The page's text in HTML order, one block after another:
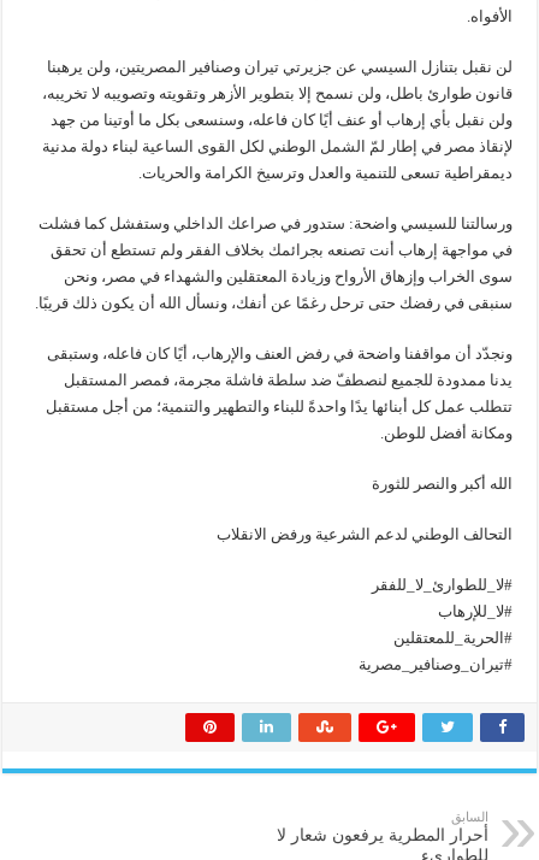
الأفواه.
لن نقبل بتنازل السيسي عن جزيرتي تيران وصنافير المصريتين، ولن يرهبنا
قانون طوارئ باطل، ولن نسمح إلا بتطوير الأزهر وتقويته وتصويبه لا تخريبه،
ولن نقبل بأي إرهاب أو عنف أيًا كان فاعله، وسنسعى بكل ما أوتينا من جهد
لإنقاذ مصر في إطار لمّ الشمل الوطني لكل القوى الساعية لبناء دولة مدنية
ديمقراطية تسعى للتنمية والعدل وترسيخ الكرامة والحريات.
ورسالتنا للسيسي واضحة: ستدور في صراعك الداخلي وستفشل كما فشلت
في مواجهة إرهاب أنت تصنعه بجرائمك بخلاف الفقر ولم تستطع أن تحقق
سوى الخراب وإزهاق الأرواح وزيادة المعتقلين والشهداء في مصر، ونحن
سنبقى في رفضك حتى ترحل رغمًا عن أنفك، ونسأل الله أن يكون ذلك قريبًا.
ونجدّد أن مواقفنا واضحة في رفض العنف والإرهاب، أيًا كان فاعله، وستبقى
يدنا ممدودة للجميع لنصطفّ ضد سلطة فاشلة مجرمة، فمصر المستقبل
تتطلب عمل كل أبنائها يدًا واحدةً للبناء والتطهير والتنمية؛ من أجل مستقبل
ومكانة أفضل للوطن.
الله أكبر والنصر للثورة
التحالف الوطني لدعم الشرعية ورفض الانقلاب
#لا_للطوارئ_لا_للفقر
#لا_للإرهاب
#الحرية_للمعتقلين
#تيران_وصنافير_مصرية
السابق
أحرار المطرية يرفعون شعار لا
للطوارىء